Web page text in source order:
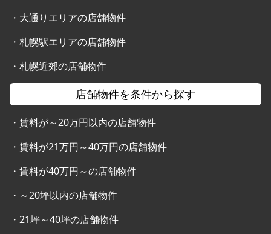
・ 大通りエリアの店舗物件
・ 札幌駅エリアの店舗物件
・ 札幌近郊の店舗物件
店舗物件を条件から探す
・ 賃料が～20万円以内の店舗物件
・ 賃料が21万円～40万円の店舗物件
・ 賃料が40万円～の店舗物件
・ ～20坪以内の店舗物件
・ 21坪～40坪の店舗物件